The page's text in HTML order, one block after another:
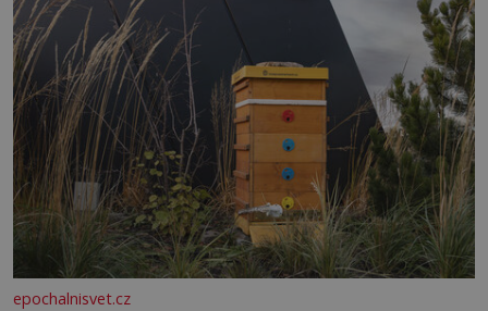
epochalnisvet.cz